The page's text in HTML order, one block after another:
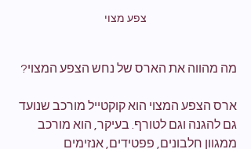
צפע מצוי
מה מהווה את הארס של נחש הצפע המצוי?
ארס הצפע המצוי הוא קוקטייל מורכב שנועד
גם להגנה וגם לטורף. בעיקר, הוא מורכב
ממגוון חלבונים, פפטידים, אנזימים